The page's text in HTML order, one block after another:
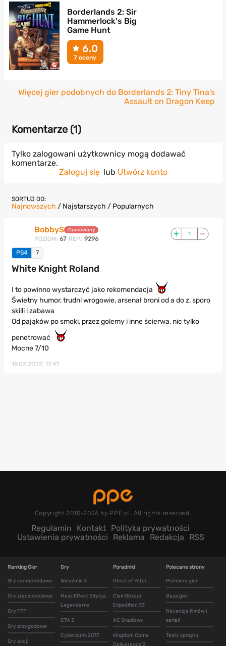
Borderlands 2: Sir
Hammerlock's Big
Game Hunt
6.0
7 oceny
Więcej gier podobnych do Borderlands 2: Tiny Tina's
Assault on Dragon Keep
Komentarze (1)
Tylko zalogowani użytkownicy mogą dodawać
komentarze.
Zaloguj się lub Utwórz konto
SORTUJ OD:
Najnowszych / Najstarszych / Popularnych
BobbyS Zbanowany
POZIOM: 67 REP.: 9296
1
PS4 7
White Knight Roland
I to powinno wystarczyć jako rekomendacja
Świetny humor, trudni wrogowie, arsenał broni od a do z, sporo
skilli i zabawa
Od pająków po smoki, przez golemy i inne ścierwa, nic tylko
penetrować
Mocne 7/10
19.02.2022, 17:47
Copyright 2010-2026 by PPE.pl. All rights reserved.
Regulamin Kontakt Polityka prywatności
Ustawienia prywatności
Reklama Redakcja RSS
Ranking Gier
Gry samochodowe
Gry zręcznościowe
Gry FPP
Gry przygodowe
Gry akcji
Gry
Wiedźmin 3
Mass Effect Edycja
Legendarna
GTA 5
Cyberpunk 2077
Poradniki
Ghost of Yotei
Clair Obscur
Expedition 33
AC Shadows
Kingdom Come
Deliverance 2
Polecane strony
Premiery gier
Baza gier
Recenzje filmów i
seriali
Testy sprzętu